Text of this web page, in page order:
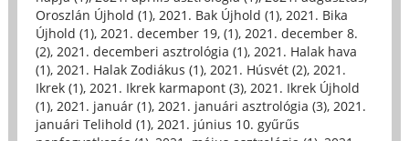
Oroszlán Újhold (1), 2021. Bak Újhold (1), 2021. Bika
Újhold (1), 2021. december 19, (1), 2021. december 8.
(2), 2021. decemberi asztrológia (1), 2021. Halak hava
(1), 2021. Halak Zodiákus (1), 2021. Húsvét (2), 2021.
Ikrek (1), 2021. Ikrek karmapont (3), 2021. Ikrek Újhold
(1), 2021. január (1), 2021. januári asztrológia (3), 2021.
januári Telihold (1), 2021. június 10. gyűrűs